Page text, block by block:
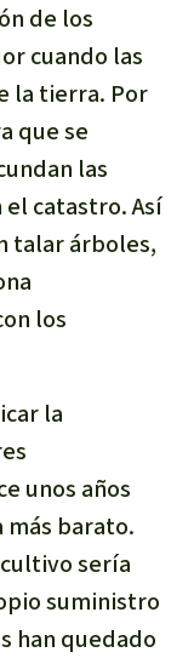
de los
cuando las
la tierra. Por
que se
las
catastro. Así
talar árboles,
los
la
unos años
barato.
sería
suministro
han quedado